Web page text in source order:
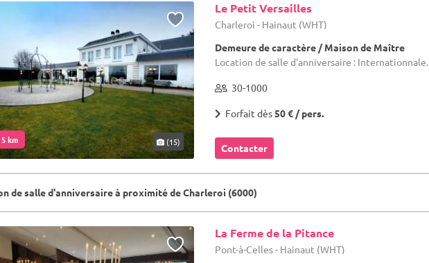
km (15)
Le Petit Versailles
Charleroi - Hainaut (WHT)
Demeure de caractère / Maison de Maître
Location de salle d'anniversaire : Internationnale.
30-1000
Forfait dès50 € / pers.
Contacter
de salle d'anniversaire à proximité de Charleroi (6000)
La Ferme de la Pitance
Pont-à-Celles - Hainaut (WHT)